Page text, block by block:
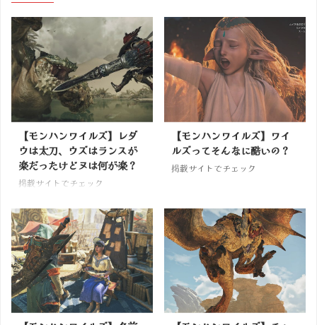
【モンハンワイルズ】レダ
ウは太刀、ウズはランスが
楽だったけどヌは何が楽？
掲載サイトでチェック
【モンハンワイルズ】ワイ
ルズってそんなに酷いの？
掲載サイトでチェック